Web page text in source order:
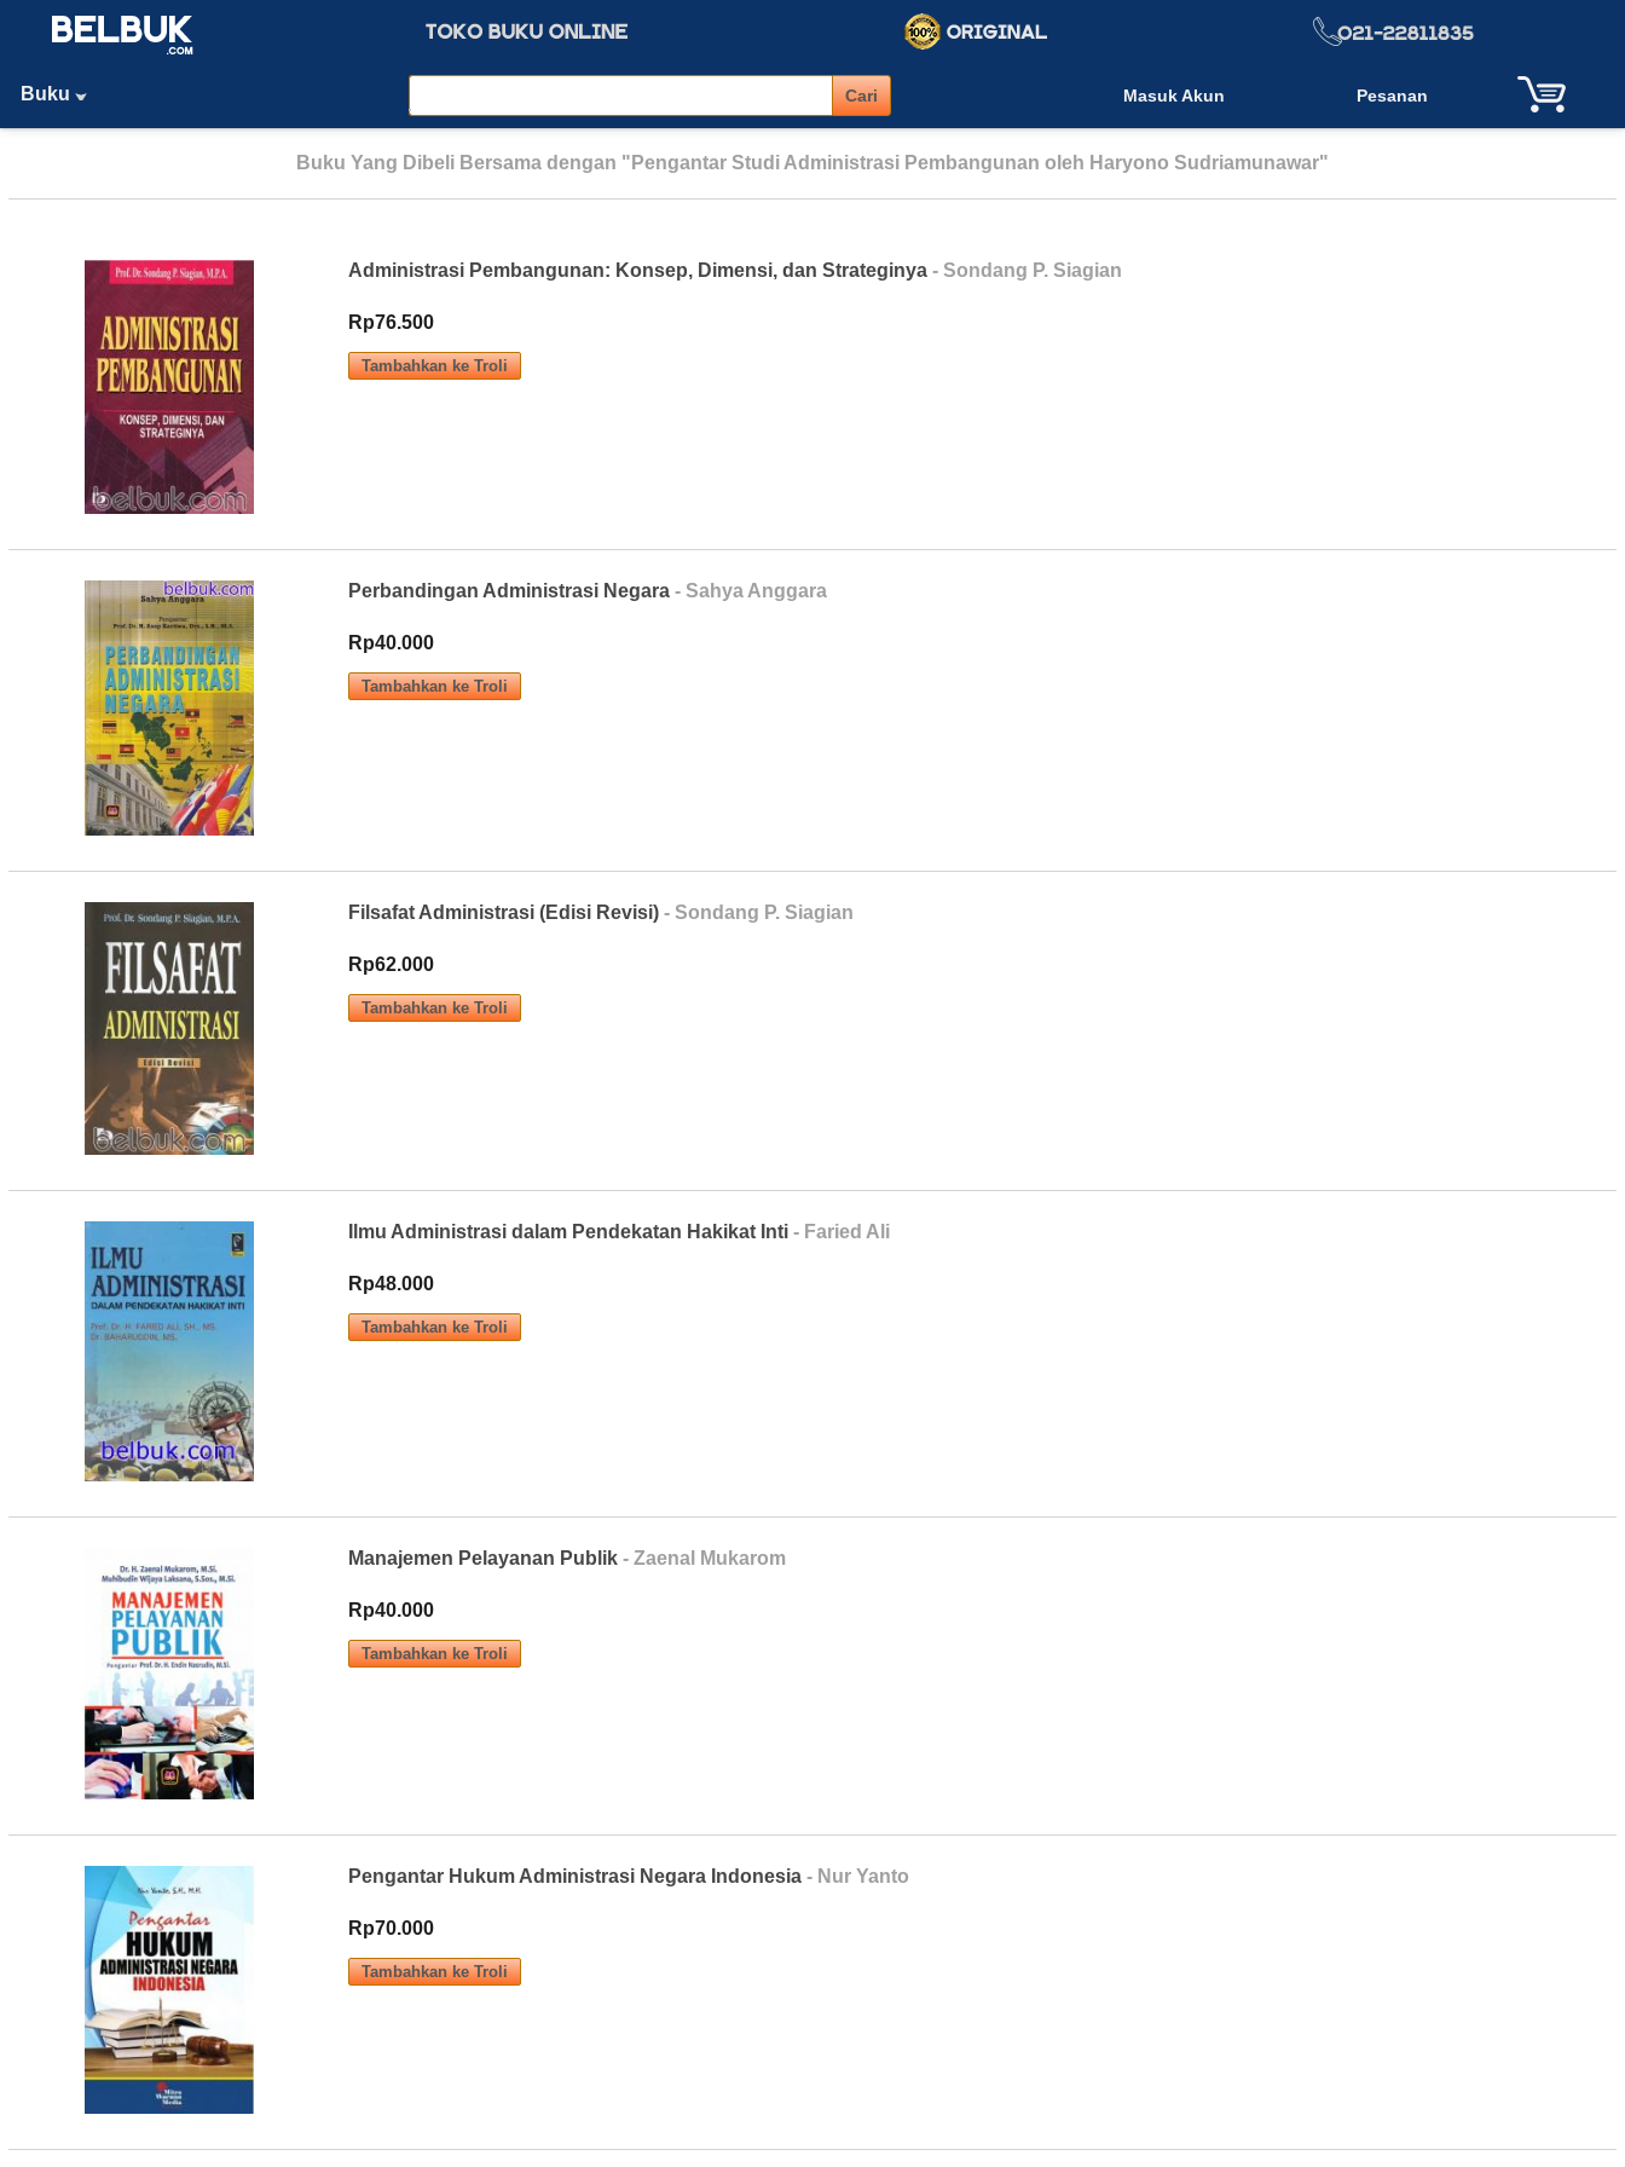
Buku Masuk Akun Pesanan
Buku Yang Dibeli Bersama dengan "Pengantar Studi Administrasi Pembangunan oleh Haryono Sudriamunawar"
Administrasi Pembangunan: Konsep, Dimensi, dan Strateginya - Sondang P. Siagian
Rp76.500
Perbandingan Administrasi Negara - Sahya Anggara
Rp40.000
Filsafat Administrasi (Edisi Revisi) - Sondang P. Siagian
Rp62.000
Ilmu Administrasi dalam Pendekatan Hakikat Inti - Faried Ali
Rp48.000
Manajemen Pelayanan Publik - Zaenal Mukarom
Rp40.000
Pengantar Hukum Administrasi Negara Indonesia - Nur Yanto
Rp70.000